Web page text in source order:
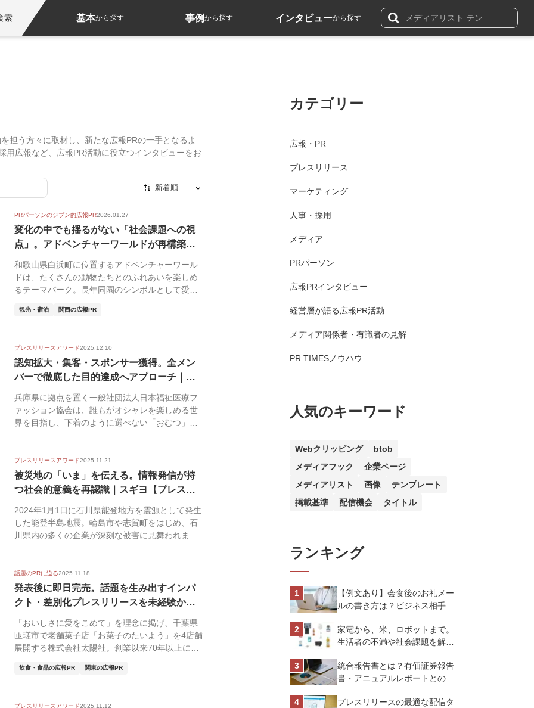
索 基本から探す 事例から探す インタビューから探す
担う方々に取材し、新たな広報PRの一手となるよ
用広報など、広報PR活動に役立つインタビューをお
新着順
最初から
人気順
PRパーソンのジブン的広報PR2026.01.27
変化の中でも揺るがない「社会課題への視
点」。アドベンチャーワールドが再構築す
るニュ...
和歌山県白浜町に位置するアドベンチャーワール
ドは、たくさんの動物たちとのふれあいを楽しめ
るテーマパーク。長年同園のシンボルとして愛さ
観光・宿泊 関西の広報PR
プレスリリースアワード2025.12.10
認知拡大・集客・スポンサー獲得。全メン
バーで徹底した目的達成へアプローチ｜日
本福祉...
兵庫県に拠点を置く一般社団法人日本福祉医療フ
ァッション協会は、誰もがオシャレを楽しめる世
界を目指し、下着のように選べない「おむつ」に
プレスリリースアワード2025.11.21
被災地の「いま」を伝える。情報発信が持
つ社会的意義を再認識｜スギヨ【プレスリ
2024年1月1日に石川県能登地方を震源として発生
した能登半島地震。輪島市や志賀町をはじめ、石
川県内の多くの企業が深刻な被害に見舞われまし
話題のPRに迫る2025.11.18
発表後に即日完売。話題を生み出すインパ
クト・差別化プレスリリースを未経験から
実現｜...
「おいしさに愛をこめて」を理念に掲げ、千葉県
匝瑳市で老舗菓子店「お菓子のたいよう」を4店舗
展開する株式会社太陽社。創業以来70年以上にわ
飲食・食品の広報PR 関東の広報PR
プレスリリースアワード2025.11.12
カテゴリー
広報・PR
プレスリリース
マーケティング
人事・採用
メディア
PRパーソン
広報PRインタビュー
経営層が語る広報PR活動
メディア関係者・有識者の見解
PR TIMESノウハウ
人気のキーワード
Webクリッピング
btob
メディアフック
企業ページ
メディアリスト
画像
テンプレート
掲載基準
配信機会 タイトル
ランキング
【例文あり】会食後のお礼メー
ルの書き方は？ビジネス相手に
トを解説
家電から、米、ロボットまで。
生活者の不満や社会課題を解決
スオーヤマ株式会社
統合報告書とは？有価証券報告
書・アニュアルレポートとの違
プレスリリースの最適な配信タ